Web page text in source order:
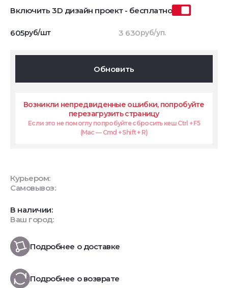
Включить 3D дизайн проект - бесплатно
605руб/шт 3 630руб/уп.
Обновить
Возникли непредвиденные ошибки, попробуйте
перезагрузить страницу
Если это не помоглу попробуйте сбросить кеш Ctrl + F5
(Mac — Cmd + Shift + R)
Курьером:
Самовывоз:
В наличии:
Ваш город:
Подробнее о доставке
Подробнее о возврате